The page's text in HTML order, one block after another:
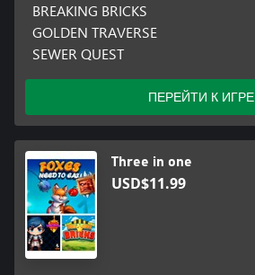
BREAKING BRICKS
GOLDEN TRAVERSE
SEWER QUEST
ПЕРЕЙТИ К ИГРЕ
Three in one
USD$11.99